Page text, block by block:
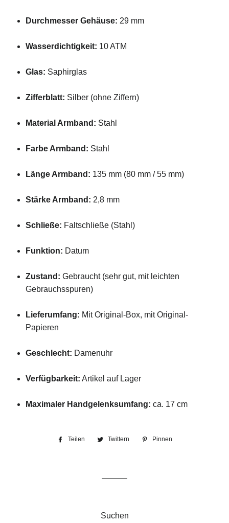
Durchmesser Gehäuse: 29 mm
Wasserdichtigkeit: 10ATM
Glas: Saphirglas
Zifferblatt: Silber (ohne Ziffern)
Material Armband: Stahl
Farbe Armband: Stahl
Länge Armband: 135 mm (80 mm /55 mm)
Stärke Armband: 2,8 mm
Schließe: Faltschließe (Stahl)
Funktion: Datum
Zustand: Gebraucht (sehr gut, mit leichten
Gebrauchsspuren)
Lieferumfang: MitOriginal-Box, mitOriginal-
Papieren
Geschlecht: Damenuhr
Verfügbarkeit: Artikel auf Lager
Maximaler Handgelenksumfang: ca. 17 cm
Teilen
Auf
Twittern
Auf
Pinnen
Suchen